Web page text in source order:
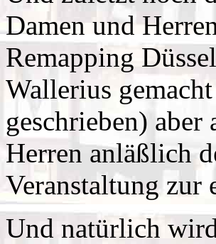
Damen und
Remapping
Wallerius
geschrieben)
Herren anläßlich
Veranstaltung zur
Und natürlich